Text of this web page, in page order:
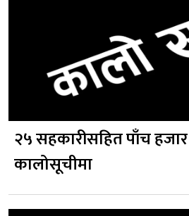
२५ सहकारीसहित पाँच
कालोसूचीमा